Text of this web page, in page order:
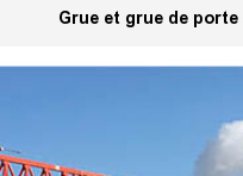
Grue et grue de porte